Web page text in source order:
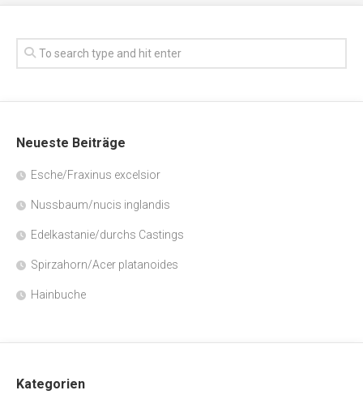
Neueste Beiträge
Esche/Fraxinus excelsior
Nussbaum/nucis inglandis
Edelkastanie/durchs Castings
Spirzahorn/Acer platanoides
Hainbuche
Kategorien